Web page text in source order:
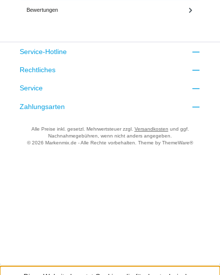
Bewertungen
Service-Hotline
Rechtliches
Service
Zahlungsarten
Alle Preise inkl. gesetzl. Mehrwertsteuer zzgl. Versandkosten und ggf.
Nachnahmegebühren, wenn nicht anders angegeben.
© 2026 Markenmix.de - Alle Rechte vorbehalten. Theme by ThemeWare®